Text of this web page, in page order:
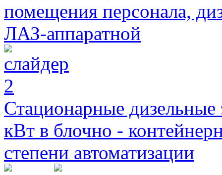
помещения персонала,
ЛАЗ-аппаратной
Стационарные дизельные
кВт в блочно -
степени автоматизации